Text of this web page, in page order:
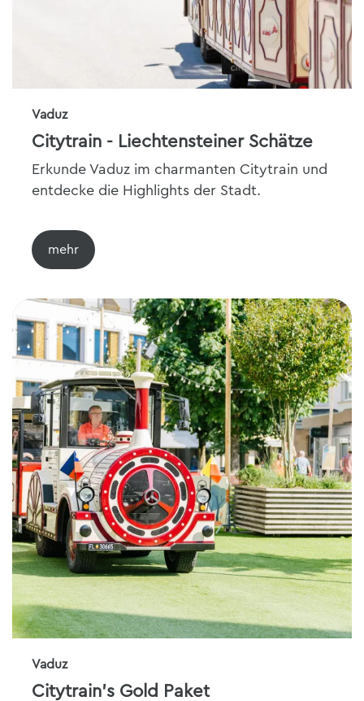
Vaduz
Citytrain - Liechtensteiner Schätze
Erkunde Vaduz im charmanten Citytrain und
entdecke die Highlights der Stadt.
Vaduz
Citytrain's Gold Paket